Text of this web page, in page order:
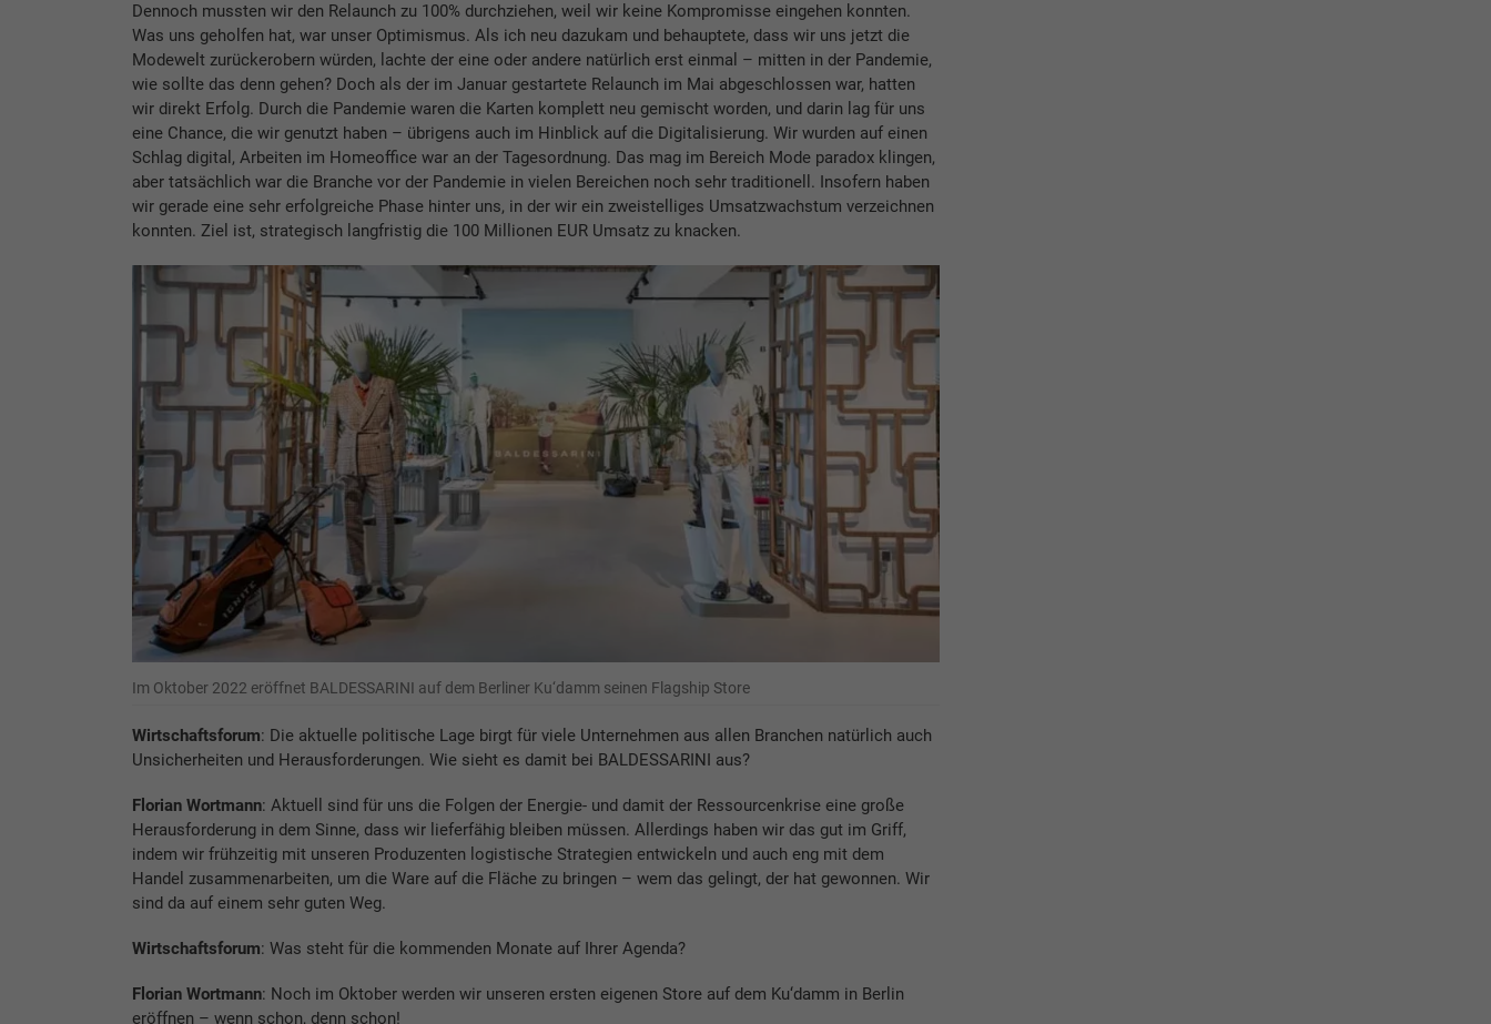
Dennoch mussten wir den Relaunch zu 100% durchziehen, weil wir keine Kompromisse eingehen konnten.
Was uns geholfen hat, war unser Optimismus. Als ich neu dazukam und behauptete, dass wir uns jetzt die
Modewelt zurückerobern würden, lachte der eine oder andere natürlich erst einmal – mitten in der Pandemie,
wie sollte das denn gehen? Doch als der im Januar gestartete Relaunch im Mai abgeschlossen war, hatten
wir direkt Erfolg. Durch die Pandemie waren die Karten komplett neu gemischt worden, und darin lag für uns
eine Chance, die wir genutzt haben – übrigens auch im Hinblick auf die Digitalisierung. Wir wurden auf einen
Schlag digital, Arbeiten im Homeoffice war an der Tagesordnung. Das mag im Bereich Mode paradox klingen,
aber tatsächlich war die Branche vor der Pandemie in vielen Bereichen noch sehr traditionell. Insofern haben
wir gerade eine sehr erfolgreiche Phase hinter uns, in der wir ein zweistelliges Umsatzwachstum verzeichnen
konnten. Ziel ist, strategisch langfristig die 100 Millionen EUR Umsatz zu knacken.
Im Oktober 2022 eröffnet BALDESSARINI auf dem Berliner Ku‘damm seinen Flagship Store
Wirtschaftsforum: Die aktuelle politische Lage birgt für viele Unternehmen aus allen Branchen natürlich auch
Unsicherheiten und Herausforderungen. Wie sieht es damit bei BALDESSARINI aus?
Florian Wortmann: Aktuell sind für uns die Folgen der Energie- und damit der Ressourcenkrise eine große
Herausforderung in dem Sinne, dass wir lieferfähig bleiben müssen. Allerdings haben wir das gut im Griff,
indem wir frühzeitig mit unseren Produzenten logistische Strategien entwickeln und auch eng mit dem
Handel zusammenarbeiten, um die Ware auf die Fläche zu bringen – wem das gelingt, der hat gewonnen. Wir
sind da auf einem sehr guten Weg.
Wirtschaftsforum: Was steht für die kommenden Monate auf Ihrer Agenda?
Florian Wortmann: Noch im Oktober werden wir unseren ersten eigenen Store auf dem Ku‘damm in Berlin
eröffnen – wenn schon, denn schon!